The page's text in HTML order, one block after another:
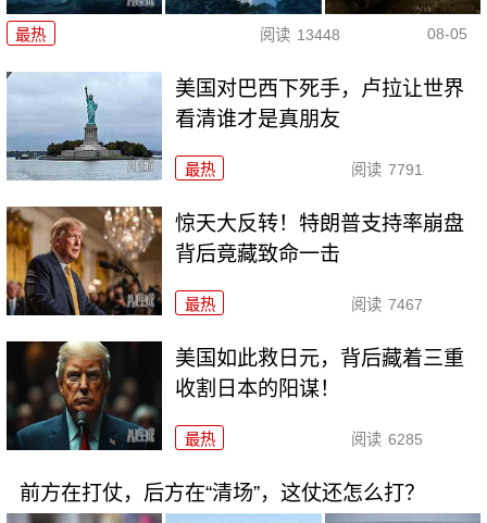
最热 阅读 13448 08-05
美国对巴西下死手，卢拉让世界
看清谁才是真朋友
最热 阅读 7791
惊天大反转！特朗普支持率崩盘
背后竟藏致命一击
最热 阅读 7467
美国如此救日元，背后藏着三重
收割日本的阳谋！
最热 阅读 6285
前方在打仗，后方在“清场”，这仗还怎么打？